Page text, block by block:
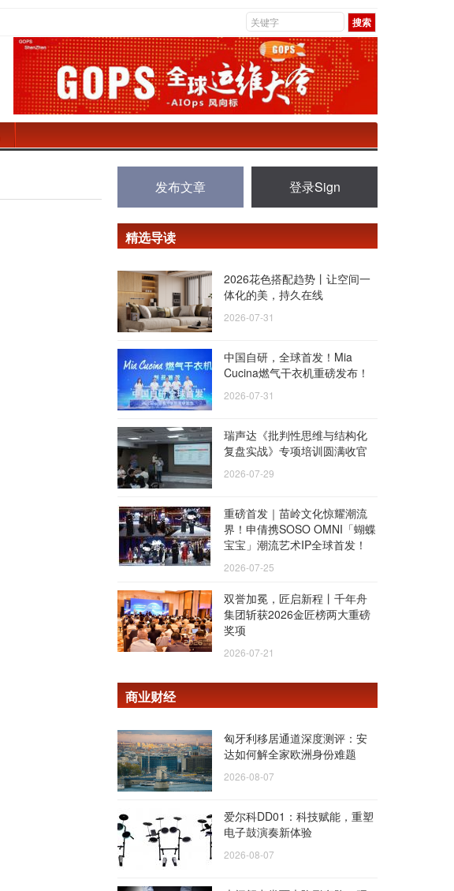
发布文章 登录Sign
精选导读
2026花色搭配趋势丨让空间一
体化的美，持久在线
2026-07-31
中国自研，全球首发！Mia
Cucina燃气干衣机重磅发布！
2026-07-31
瑞声达《批判性思维与结构化
复盘实战》专项培训圆满收官
2026-07-29
重磅首发｜苗岭文化惊耀潮流
界！申倩携SOSO OMNI「蝴蝶
宝宝」潮流艺术IP全球首发！
2026-07-25
双誉加冕，匠启新程丨千年舟
集团斩获2026金匠榜两大重磅
奖项
2026-07-21
商业财经
匈牙利移居通道深度测评：安
达如何解全家欧洲身份难题
2026-08-07
爱尔科DD01：科技赋能，重塑
电子鼓演奏新体验
2026-08-07